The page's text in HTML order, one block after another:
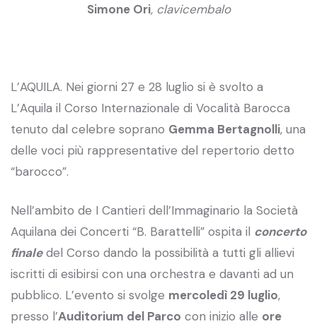
Simone Ori, clavicembalo
L’AQUILA. Nei giorni 27 e 28 luglio si è svolto a
L’Aquila il Corso Internazionale di Vocalità Barocca
tenuto dal celebre soprano Gemma Bertagnolli, una
delle voci più rappresentative del repertorio detto
“barocco”.
Nell’ambito de I Cantieri dell’Immaginario la Società
Aquilana dei Concerti “B. Barattelli” ospita il concerto
finaledel Corso dando la possibilità a tutti gli allievi
iscritti di esibirsi con una orchestra e davanti ad un
pubblico. L’evento si svolge mercoledì 29 luglio,
presso l’Auditorium del Parco con inizio alle ore